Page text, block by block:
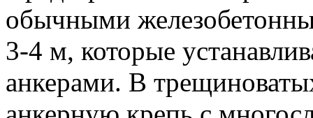
обычными
3-4 м, которые
анкерами. В